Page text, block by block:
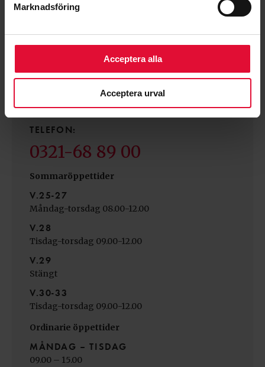
Marknadsföring
Acceptera alla
Acceptera urval
Undrar du något som rör el eller ditt elavtal? Ring eller
mejla oss så hjälper vi dig.
TELEFON:
0321-68 89 00
Sommaröppettider
V.25-27
Måndag-torsdag 08.00-12.00
V.28
Tisdag-torsdag 09.00-12.00
V.29
Stängt
V.30-33
Tisdag-torsdag 09.00-12.00
Ordinarie öppettider
MÅNDAG – TISDAG
09.00 – 15.00